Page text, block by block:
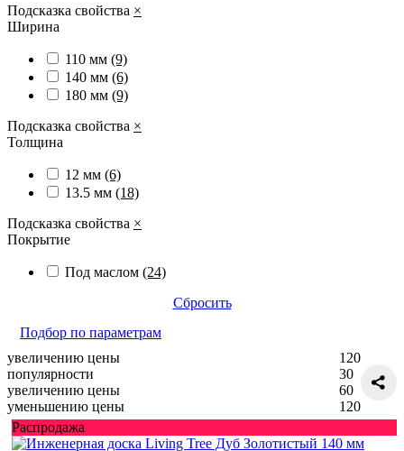
Подсказка свойства ×
Ширина
110 мм (9)
140 мм (6)
180 мм (9)
Подсказка свойства ×
Толщина
12 мм (6)
13.5 мм (18)
Подсказка свойства ×
Покрытие
Под маслом (24)
Сбросить
Подбор по параметрам
увеличению цены
популярности
увеличению цены
уменьшению цены
120
30
60
120
Распродажа